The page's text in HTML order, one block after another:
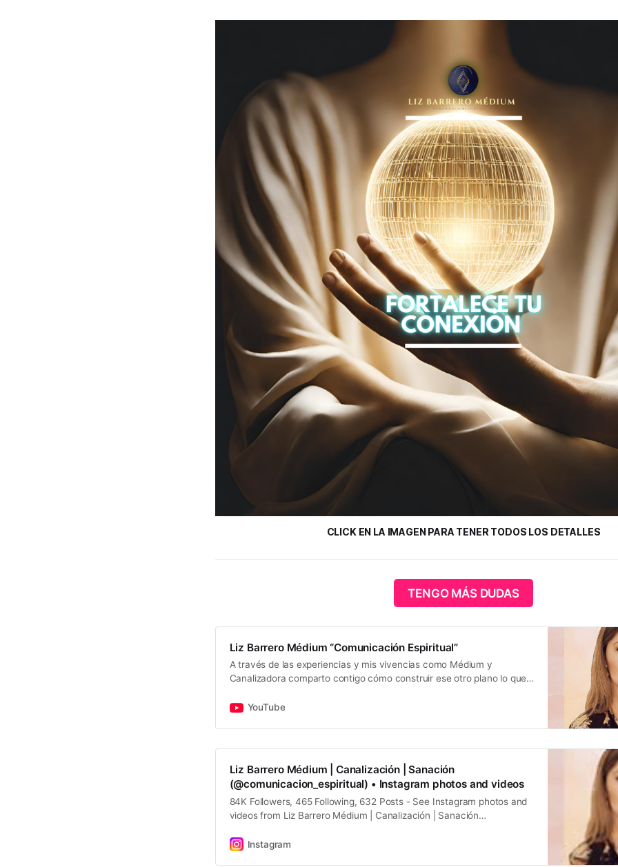
CLICK EN LA IMAGEN PARA TENER TODOS LOS DETALLES
TENGO MÁS DUDAS
Liz Barrero Médium “Comunicación Espiritual”
A través de las experiencias y mis vivencias como Médium y
Canalizadora comparto contigo cómo construir ese otro plano lo que
primera mano las conexiones con el mundo espiritual y juntos
www.comunicacionespiritual.es • Instagram:
@comunicacion_espiritual • Telegram!
https://t.me/comunicacion_espiritual • Tik Tok!
@comunicacion_espiritual Mail: contacto@comunicacionespiritual.es
#medium
YouTube
Liz Barrero Médium | Canalización | Sanación
(@comunicacion_espiritual) • Instagram photos and videos
84K Followers, 465 Following, 632 Posts - See Instagram photos and
videos from Liz Barrero Médium | Canalización | Sanación
Instagram